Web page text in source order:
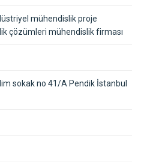
mühendislik proje
çözümleri mühendislik firması
sokak no 41/A Pendik İstanbul